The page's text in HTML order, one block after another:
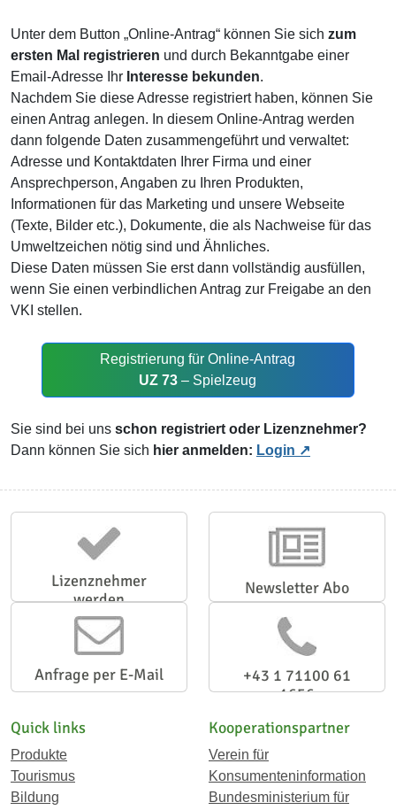
Unter dem Button „Online-Antrag“ können Sie sich zum
ersten Mal registrieren und durch Bekanntgabe einer
Email-Adresse Ihr Interesse bekunden.
Nachdem Sie diese Adresse registriert haben, können Sie
einen Antrag anlegen. In diesem Online-Antrag werden
dann folgende Daten zusammengeführt und verwaltet:
Adresse und Kontaktdaten Ihrer Firma und einer
Ansprechperson, Angaben zu Ihren Produkten,
Informationen für das Marketing und unsere Webseite
(Texte, Bilder etc.), Dokumente, die als Nachweise für das
Umweltzeichen nötig sind und Ähnliches.
Diese Daten müssen Sie erst dann vollständig ausfüllen,
wenn Sie einen verbindlichen Antrag zur Freigabe an den
VKI stellen.
Registrierung für Online-Antrag
UZ 73 – Spielzeug
Sie sind bei uns schon registriert oder Lizenznehmer?
Dann können Sie sich hier anmelden: Login
Lizenznehmer
werden
Newsletter Abo
Anfrage per E-Mail
+43 1 71100 61
1656
Quick links
Produkte
Tourismus
Bildung
Kooperationspartner
Verein für
Konsumenteninformation
Bundesministerium für